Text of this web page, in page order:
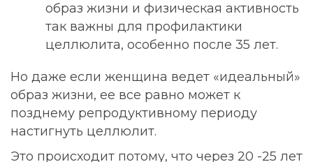
образ жизни и физическая активность
так важны для профилактики
целлюлита, особенно после 35 лет.
Но даже если женщина ведет «идеальный»
образ жизни, ее все равно может к
позднему репродуктивному периоду
настигнуть целлюлит.
Это происходит потому, что через 20 -25 лет